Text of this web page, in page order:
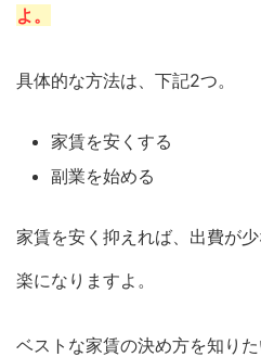
よ。
具体的な方法は、下記2つ。
家賃を安くする
副業を始める
家賃を安く抑えれば、出費が
楽になりますよ。
ベストな家賃の決め方を知り